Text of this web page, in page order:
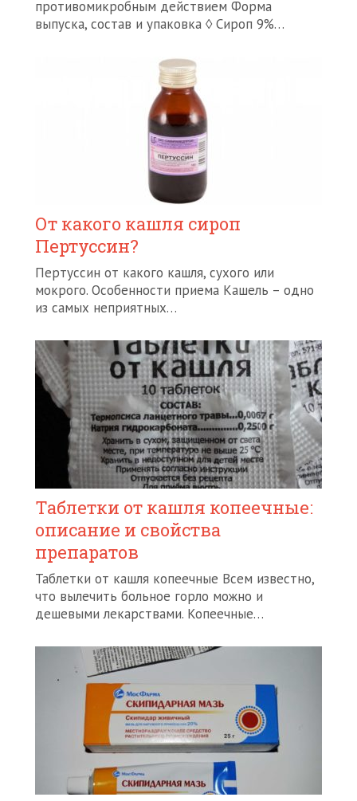
противомикробным действием Форма
выпуска, состав и упаковка ◊ Сироп 9%…
От какого кашля сироп
Пертуссин?
Пертуссин от какого кашля, сухого или
мокрого. Особенности приема Кашель – одно
из самых неприятных…
Таблетки от кашля копеечные:
описание и свойства
препаратов
Таблетки от кашля копеечные Всем известно,
что вылечить больное горло можно и
дешевыми лекарствами. Копеечные…